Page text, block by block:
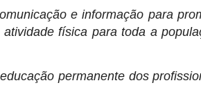
e informação para
física para toda a
permanente dos